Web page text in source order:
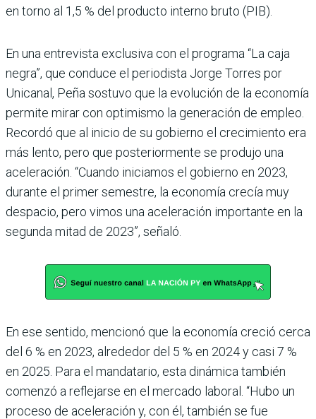
en torno al 1,5 % del producto interno bruto (PIB).
En una entrevista exclu­siva con el programa “La caja
negra”, que conduce el periodista Jorge Torres por
Unicanal, Peña sostuvo que la evolución de la economía
permite mirar con optimismo la generación de empleo.
Recordó que al inicio de su gobierno el crecimiento era
más lento, pero que posterior­mente se produjo una
acele­ración. “Cuando iniciamos el gobierno en 2023,
durante el primer semestre, la econo­mía crecía muy
despacio, pero vimos una aceleración impor­tante en la
segunda mitad de 2023”, señaló.
En ese sentido, mencionó que la economía creció cerca
del 6 % en 2023, alrededor del 5 % en 2024 y casi 7 %
en 2025. Para el mandatario, esta dinámica también
comenzó a reflejarse en el mercado labo­ral. “Hubo un
proceso de ace­leración y, con él, también se fue